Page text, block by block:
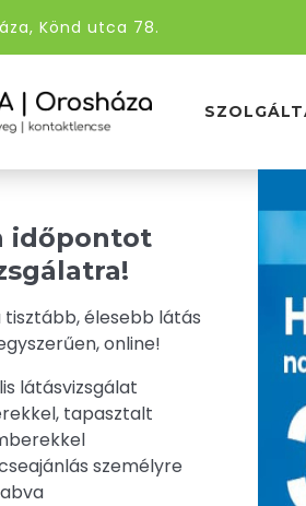
Könd utca 78.
időpontot
élesebb látás
online!
látásvizsgálat
tapasztalt
személyre